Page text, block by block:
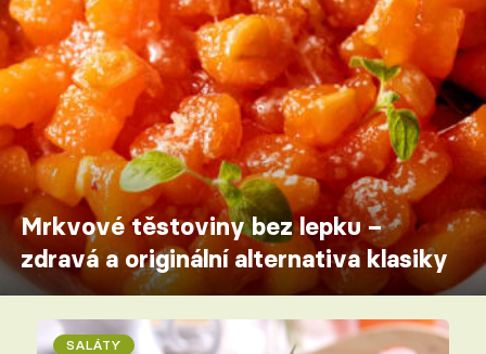
Mrkvové těstoviny bez lepku –
zdravá a originální alternativa klasiky
SALÁTY